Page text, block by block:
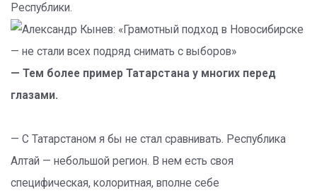
Республики.
— Тем более пример Татарстана у многих перед
глазами.
— С Татарстаном я бы не стал сравнивать. Республика
Алтай — небольшой регион. В нем есть своя
специфическая, колоритная, вполне себе